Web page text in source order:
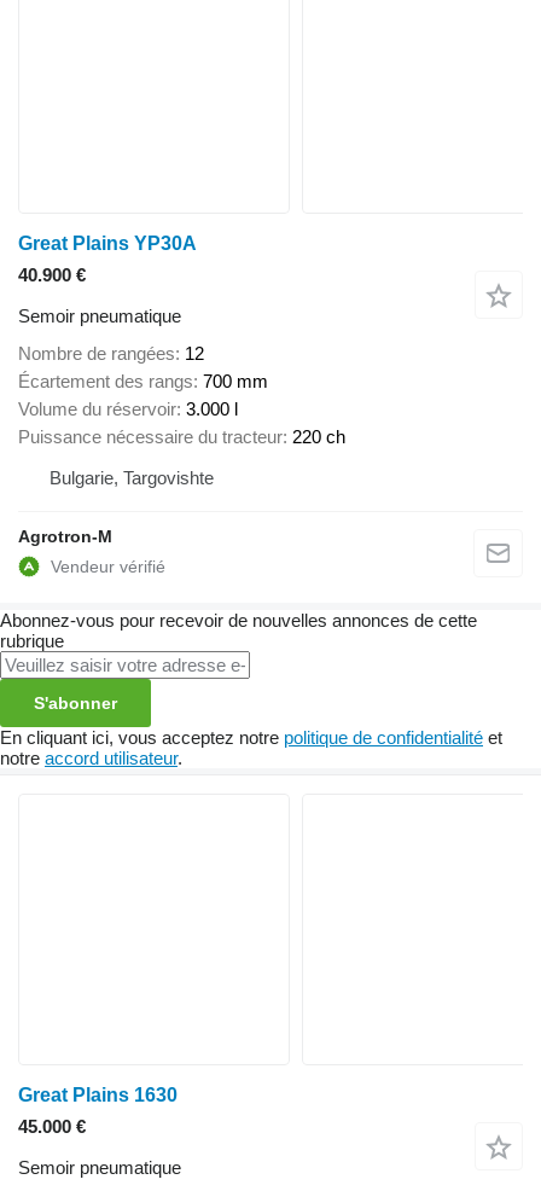
Great Plains YP30A
40.900 €
Semoir pneumatique
Nombre de rangées 12
Écartement des rangs 700 mm
Volume du réservoir 3.000 l
Puissance nécessaire du tracteur 220 ch
Bulgarie, Targovishte
Agrotron-M
Abonnez-vous pour recevoir de nouvelles annonces de cette
rubrique
S'abonner
En cliquant ici, vous acceptez notre politique de confidentialité et
notre accord utilisateur.
Great Plains 1630
45.000 €
Semoir pneumatique